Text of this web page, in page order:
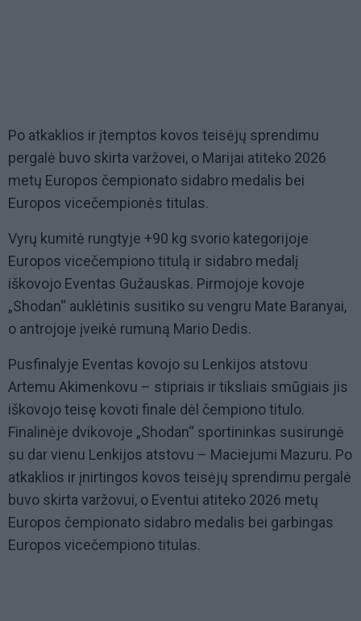
Po atkaklios ir įtemptos kovos teisėjų sprendimu
pergalė buvo skirta varžovei, o Marijai atiteko 2026
metų Europos čempionato sidabro medalis bei
Europos vicečempionės titulas.
Vyrų kumitė rungtyje +90 kg svorio kategorijoje
Europos vicečempiono titulą ir sidabro medalį
iškovojo Eventas Gužauskas. Pirmojoje kovoje
„Shodan“ auklėtinis susitiko su vengru Mate Baranyai,
o antrojoje įveikė rumuną Mario Dedis.
Pusfinalyje Eventas kovojo su Lenkijos atstovu
Artemu Akimenkovu – stipriais ir tiksliais smūgiais jis
iškovojo teisę kovoti finale dėl čempiono titulo.
Finalinėje dvikovoje „Shodan“ sportininkas susirungė
su dar vienu Lenkijos atstovu – Maciejumi Mazuru. Po
atkaklios ir įnirtingos kovos teisėjų sprendimu pergalė
buvo skirta varžovui, o Eventui atiteko 2026 metų
Europos čempionato sidabro medalis bei garbingas
Europos vicečempiono titulas.